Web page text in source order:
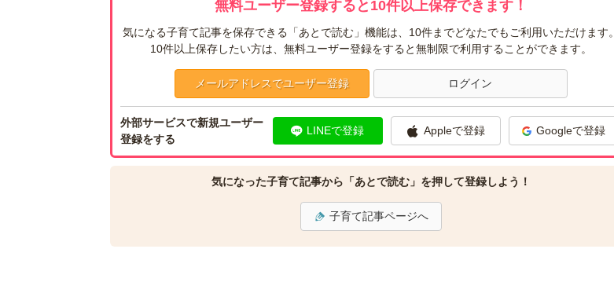
無料ユーザー登録すると10件以上保存できます！
気になる子育て記事を保存できる「あとで読む」機能は、10件までどなたでもご利用いただけます。
10件以上保存したい方は、無料ユーザー登録をすると無制限で利用することができます。
メールアドレスでユーザー登録 ログイン
外部サービスで新規ユーザー
登録をする
LINEで登録 Appleで登録 Googleで登録
気になった子育て記事から「あとで読む」を押して登録しよう！
子育て記事ページへ